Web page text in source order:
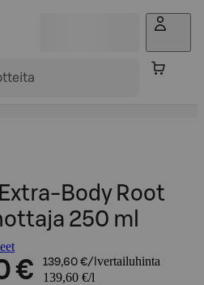
Body Root
250 ml
€ 139,60 €/l vertailuhinta
139,60 €/l